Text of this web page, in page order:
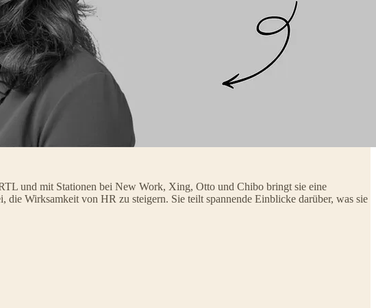
und mit Stationen bei New Work, Xing, Otto und Chibo bringt sie eine
Wirksamkeit von HR zu steigern. Sie teilt spannende Einblicke darüber, was sie